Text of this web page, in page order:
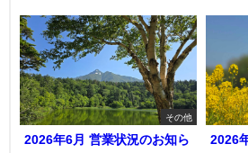
その他
2026年6月 営業状況のお知ら
2026